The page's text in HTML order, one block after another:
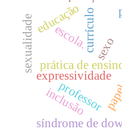
currículo
prática de
expressividade
professor
sexo
sexualidade escola.
educação
síndrome de
inclusão